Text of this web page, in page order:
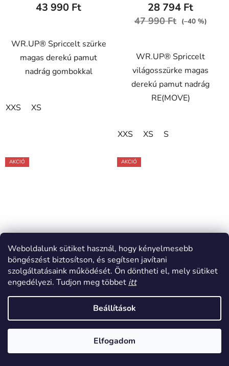
Weboldalunk sütiket használ, hogy kényelmesebb
böngészést biztosítson, és segítsen javítani
szolgáltatásaink működését. Ön döntheti el, mely sütiket
engedélyezi. Tudjon meg többet itt
Beállítások
Elfogadom
43 990 Ft
WR.UP® Spriccelt szürke
magas derekú pamut
nadrág gombokkal
XXS XS
28 794 Ft
47 990 Ft (–40 %)
WR.UP® Spriccelt
világosszürke magas
derekú pamut nadrág
RE(MOVE)
XXS XS S
AKCIÓ
WR.UP® Szürke magas
derekú jacquard nadrág
AKCIÓ
WR.UP® Szürke színű
magas derekú pamut